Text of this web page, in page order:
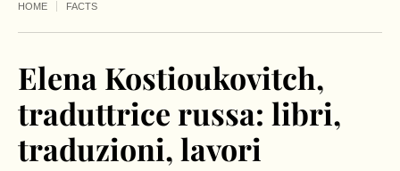
HOME FACTS
Elena Kostioukovitch,
traduttrice russa: libri,
traduzioni, lavori